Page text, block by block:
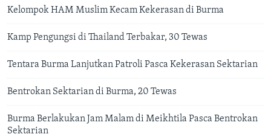
Kelompok HAM Muslim Kecam Kekerasan di Burma
Kamp Pengungsi di Thailand Terbakar, 30 Tewas
Tentara Burma Lanjutkan Patroli Pasca Kekerasan Sektarian
Bentrokan Sektarian di Burma, 20 Tewas
Burma Berlakukan Jam Malam di Meikhtila Pasca Bentrokan
Sektarian